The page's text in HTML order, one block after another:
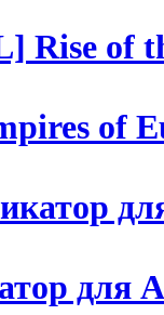
Rise of
of
для